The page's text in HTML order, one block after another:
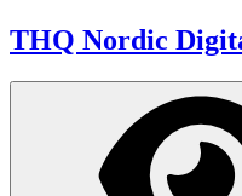
THQ Nordic